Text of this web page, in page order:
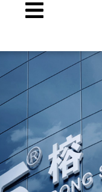
应对恶劣环境？